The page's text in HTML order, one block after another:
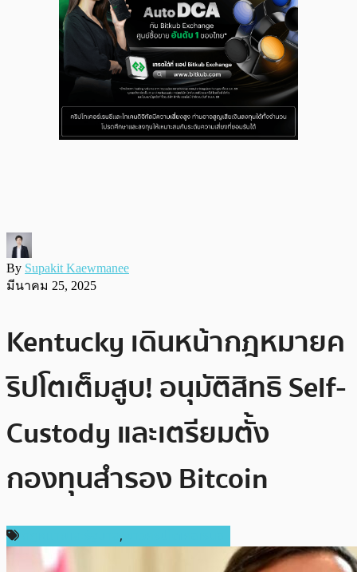
By Supakit Kaewmanee
มีนาคม 25, 2025
Kentucky เดินหน้ากฎหมายค
ริปโตเต็มสูบ! อนุมัติสิทธิ Self-
Custody และเตรียมตั้ง
กองทุนสำรอง Bitcoin
,